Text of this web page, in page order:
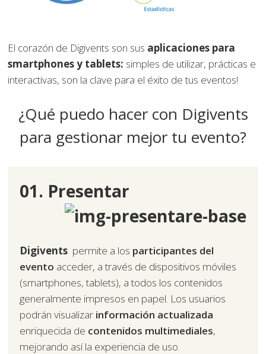
El corazón de Digivents son sus aplicaciones para
smartphones y tablets: simples de utilizar, prácticas e
interactivas, son la clave para el éxito de tus eventos!
¿Qué puedo hacer con Digivents
para gestionar mejor tu evento?
01. Presentar
Digivents permite a los participantes del
evento acceder, a través de dispositivos móviles
(smartphones, tablets), a todos los contenidos
generalmente impresos en papel. Los usuarios
podrán visualizar información actualizada
enriquecida de contenidos multimediales,
mejorando así la experiencia de uso.